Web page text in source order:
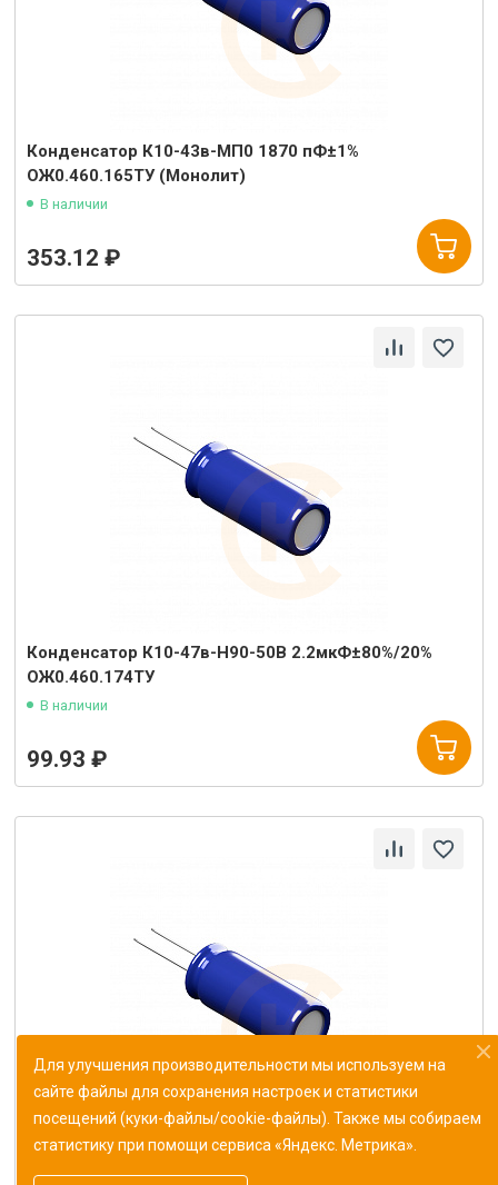
Конденсатор К10-43в-МП0 1870 пФ±1%
ОЖ0.460.165ТУ (Монолит)
В наличии
353.12 ₽
Конденсатор К10-47в-Н90-50В 2.2мкФ±80%/20%
ОЖ0.460.174ТУ
В наличии
99.93 ₽
Конденсатор К10-43в-МП0 187 пФ±1%
ОЖ0.460.165ТУ (Монолит)
Для улучшения производительности мы используем на
сайте файлы для сохранения настроек и статистики
посещений (куки-файлы/cookie-файлы). Также мы собираем
статистику при помощи сервиса «Яндекс. Метрика».